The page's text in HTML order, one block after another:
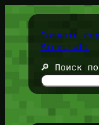
содержимому
Создать
Minecraft
🔎 Поиск